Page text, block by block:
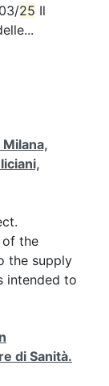
25 Il
of the
the supply
intended to
di Sanità.